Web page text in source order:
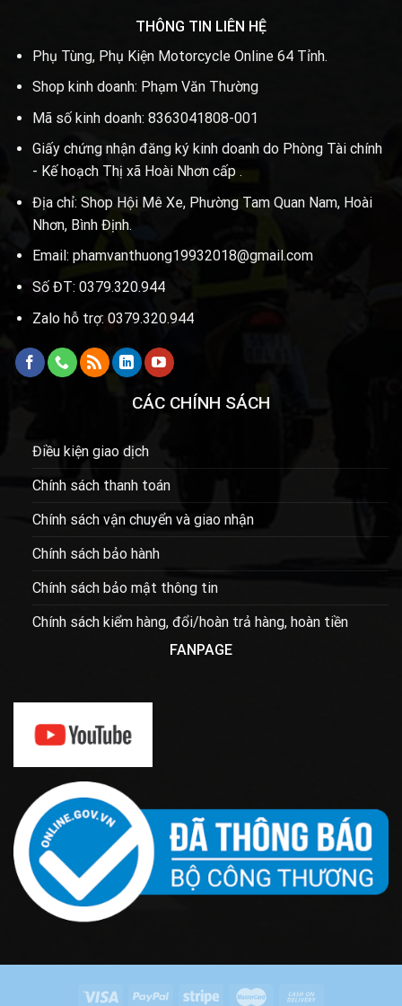
THÔNG TIN LIÊN HỆ
Phụ Tùng, Phụ Kiện Motorcycle Online 64 Tỉnh.
Shop kinh doanh: Phạm Văn Thường
Mã số kinh doanh: 8363041808-001
Giấy chứng nhận đăng ký kinh doanh do Phòng Tài chính
- Kế hoạch Thị xã Hoài Nhơn cấp .
Địa chỉ: Shop Hội Mê Xe, Phường Tam Quan Nam, Hoài
Nhơn, Bình Định.
Email: phamvanthuong19932018@gmail.com
Số ĐT: 0379.320.944
Zalo hỗ trợ: 0379.320.944
CÁC CHÍNH SÁCH
Điều kiện giao dịch
Chính sách thanh toán
Chính sách vận chuyển và giao nhận
Chính sách bảo hành
Chính sách bảo mật thông tin
Chính sách kiểm hàng, đổi/hoàn trả hàng, hoàn tiền
FANPAGE